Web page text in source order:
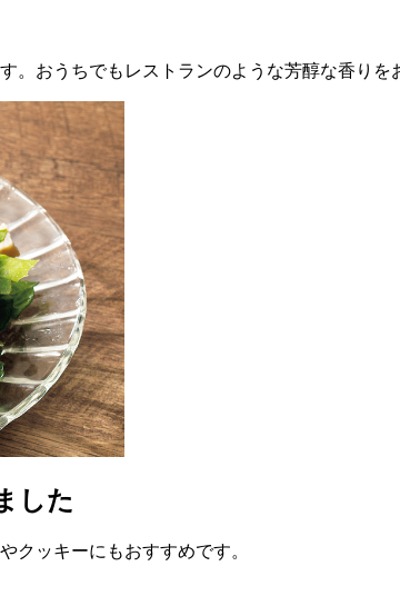
。おうちでもレストランのような芳醇な香りを
した
クッキーにもおすすめです。